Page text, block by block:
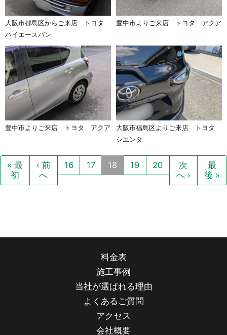
大阪市都島区からご来店 トヨタ
ハイエースバン
豊中市よりご来店 トヨタ アクア
豊中市よりご来店 トヨタ アクア
大阪市福島区よりご来店 トヨタ
シエンタ
« 最
初
‹ 前
へ
16 17 18 19 20
次
へ ›
最
後 »
料金表
施工事例
当社が選ばれる理由
よくあるご質問
アクセス
会社概要